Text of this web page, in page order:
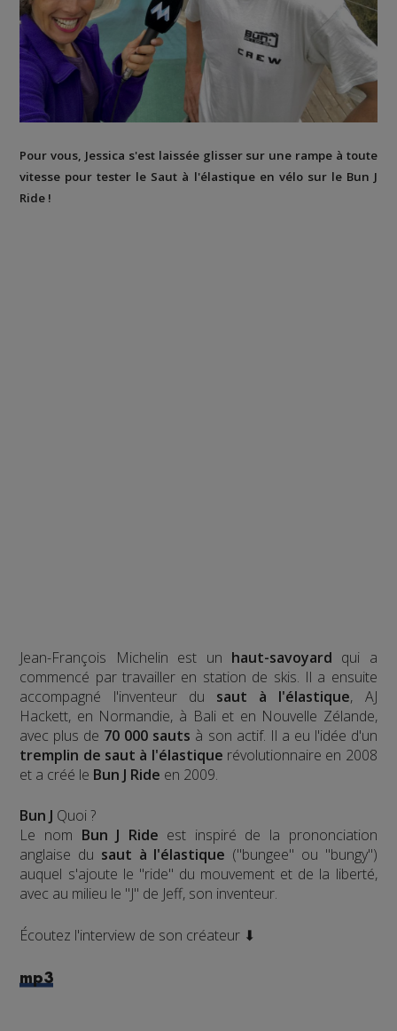
Pour vous, Jessica s'est laissée glisser sur une rampe à toute
vitesse pour tester le Saut à l'élastique en vélo sur le Bun J
Ride !
Jean-François Michelin est un haut-savoyard qui a
commencé par travailler en station de skis. Il a ensuite
accompagné l'inventeur du saut à l'élastique, AJ
Hackett, en Normandie, à Bali et en Nouvelle Zélande,
avec plus de 70 000 sauts à son actif. Il a eu l'idée d'un
tremplin de saut à l'élastique révolutionnaire en 2008
et a créé le Bun J Ride en 2009.
Bun J Quoi ?
Le nom Bun J Ride est inspiré de la prononciation
anglaise du saut à l'élastique ("bungee" ou "bungy")
auquel s'ajoute le "ride" du mouvement et de la liberté,
avec au milieu le "J" de Jeff, son inventeur.
Écoutez l'interview de son créateur ⬇
mp3